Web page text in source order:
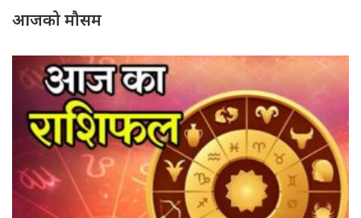
आजको मौसम